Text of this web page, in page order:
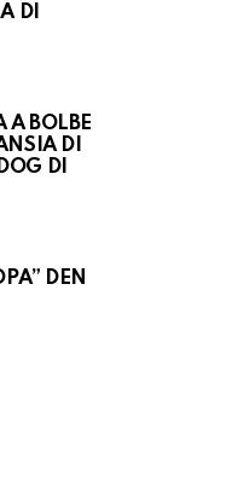
DI
A BOLBE
DI
DI
DEN